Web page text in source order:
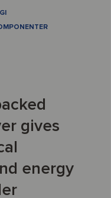
gives
energy